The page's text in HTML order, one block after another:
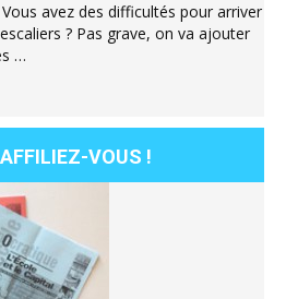
Vous avez des difficultés pour arriver
? Pas grave, on va ajouter
…
VOUS !